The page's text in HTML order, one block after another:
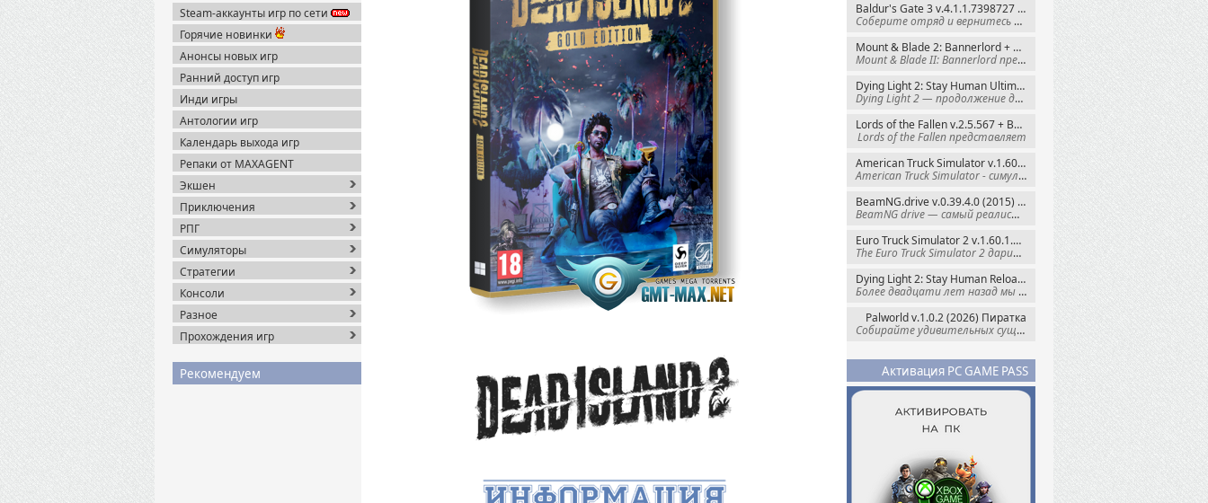
Baldur's Gate 3 v.4.1.1.7398727 + Все DLC (2023) GOG-Rip
Соберите отряд и вернитесь в Забытые
Mount & Blade 2: Bannerlord + War Sails v.1.4.7.117484 (2025) GOG
Mount & Blade II: Bannerlord представляет
Dying Light 2: Stay Human Ultimate Edition v.1.29.1 + Все DLC (2022) Пиратка
Dying Light 2 — продолжение динамичного
Lords of the Fallen v.2.5.567 + Все DLC (2023) Пиратка
Lords of the Fallen представляет
American Truck Simulator v.1.60.1.8s + Все DLC (2016) Пиратка
American Truck Simulator - симулятор
BeamNG.drive v.0.39.4.0 (2015) RePack
BeamNG drive — самый реалистичный
Euro Truck Simulator 2 v.1.60.1.7s + Все DLC (2012) Пиратка
The Euro Truck Simulator 2 дарит вам опыт
Dying Light 2: Stay Human Reloaded Edition v.1.28.3 + Все DLC (2022) RePack
Более двадцати лет назад мы пытались
Palworld v.1.0.2 (2026) Пиратка
Собирайте удивительных существ — Палов —
Активация PC GAME PASS
Steam-аккаунты игр по сети
Горячие новинки
Анонсы новых игр
Ранний доступ игр
Инди игры
Антологии игр
Календарь выхода игр
Репаки от MAXAGENT
Экшен
Приключения
РПГ
Симуляторы
Стратегии
Консоли
Разное
Прохождения игр
Рекомендуем